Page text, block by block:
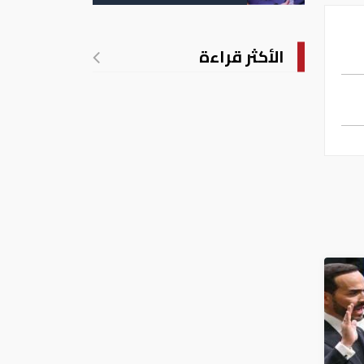
الأكثر قراءة